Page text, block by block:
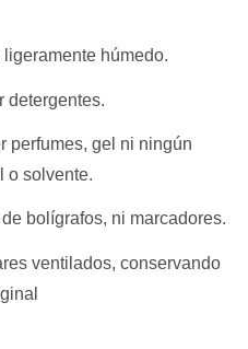
húmedo.
detergentes.
perfumes, gel ni ningún
o solvente.
bolígrafos, ni marcadores.
ventilados, conservando